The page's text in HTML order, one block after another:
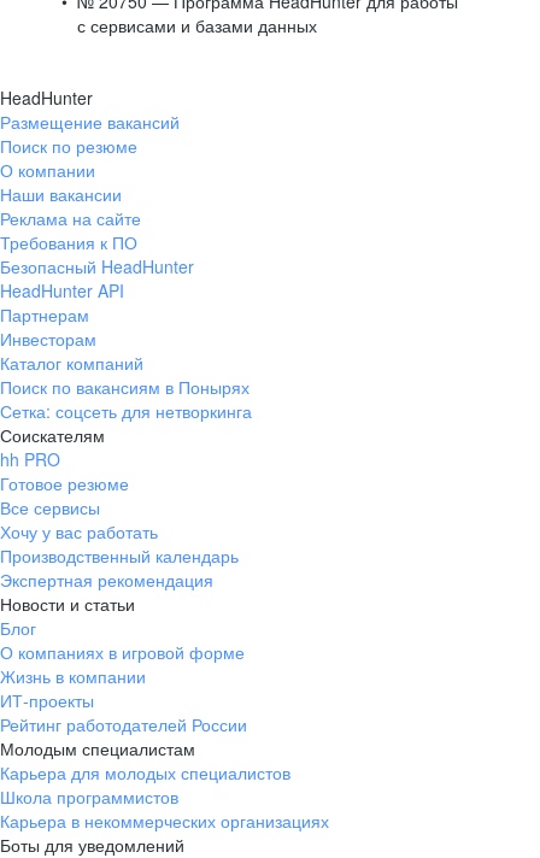
с сервисами и базами данных
HeadHunter
Размещение вакансий
Поиск по резюме
О компании
Наши вакансии
Реклама на сайте
Требования к ПО
Безопасный HeadHunter
HeadHunter API
Партнерам
Инвесторам
Каталог компаний
Поиск по вакансиям в Понырях
Сетка: соцсеть для нетворкинга
Соискателям
hh PRO
Готовое резюме
Все сервисы
Хочу у вас работать
Производственный календарь
Экспертная рекомендация
Новости и статьи
Блог
О компаниях в игровой форме
Жизнь в компании
ИТ-проекты
Рейтинг работодателей России
Молодым специалистам
Карьера для молодых специалистов
Школа программистов
Карьера в некоммерческих организациях
Боты для уведомлений